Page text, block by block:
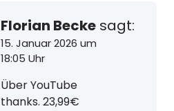
Florian Becke sagt:
15. Januar 2026 um
18:05 Uhr
Über YouTube
thanks. 23,99€